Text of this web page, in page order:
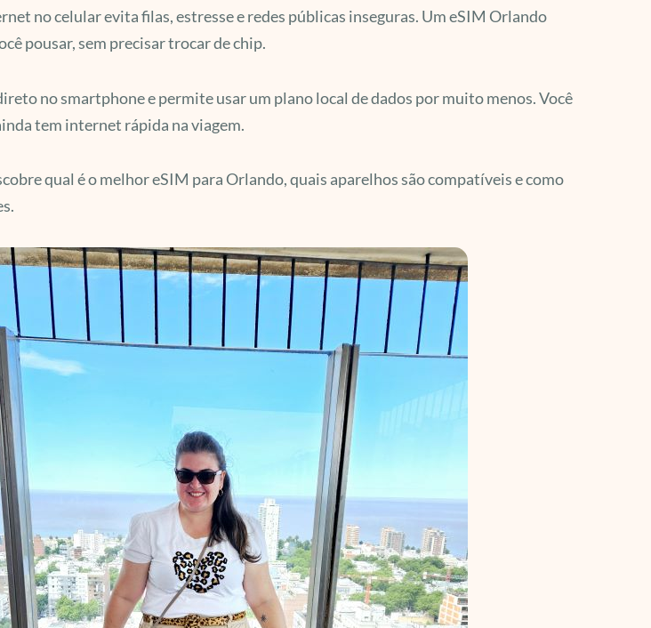
no celular evita filas, estresse e redes públicas inseguras. Um eSIM Orlando
pousar, sem precisar trocar de chip.
no smartphone e permite usar um plano local de dados por muito menos. Você
tem internet rápida na viagem.
qual é o melhor eSIM para Orlando, quais aparelhos são compatíveis e como